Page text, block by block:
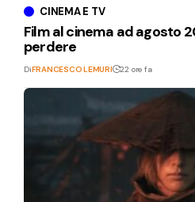
CINEMA E TV
Film al cinema ad agosto
perdere
DiFRANCESCO LEMURI 22 ore fa